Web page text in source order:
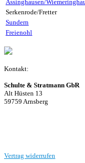
Assinghausen/
Serkenrode/Fretter
Sundern
Freienohl
Kontakt:
Schulte & Stratmann GbR
Alt Hüsten 13
59759 Arnsberg
Vertrag widerrufen